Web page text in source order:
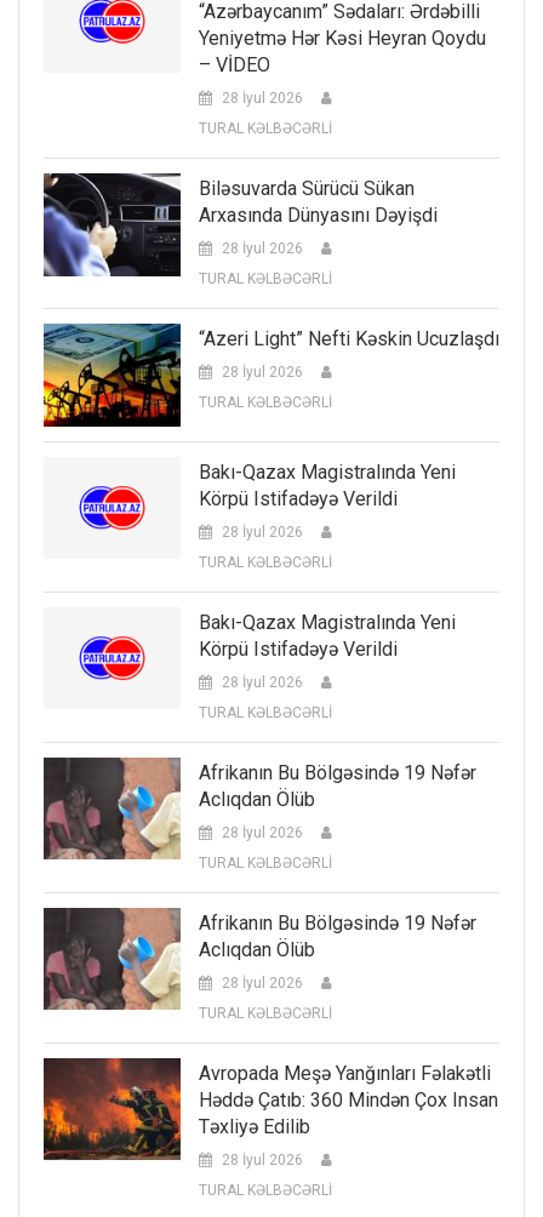
“Azərbaycanım” Sədaları: Ərdəbilli
Yeniyetmə Hər Kəsi Heyran Qoydu
– VİDEO
28 İyul 2026
TURAL KƏLBƏCƏRLİ
Biləsuvarda Sürücü Sükan
Arxasında Dünyasını Dəyişdi
28 İyul 2026
TURAL KƏLBƏCƏRLİ
“Azeri Light” Nefti Kəskin Ucuzlaşdı
28 İyul 2026
TURAL KƏLBƏCƏRLİ
Bakı-Qazax Magistralında Yeni
Körpü Istifadəyə Verildi
28 İyul 2026
TURAL KƏLBƏCƏRLİ
Bakı-Qazax Magistralında Yeni
Körpü Istifadəyə Verildi
28 İyul 2026
TURAL KƏLBƏCƏRLİ
Afrikanın Bu Bölgəsində 19 Nəfər
Aclıqdan Ölüb
28 İyul 2026
TURAL KƏLBƏCƏRLİ
Afrikanın Bu Bölgəsində 19 Nəfər
Aclıqdan Ölüb
28 İyul 2026
TURAL KƏLBƏCƏRLİ
Avropada Meşə Yanğınları Fəlakətli
Həddə Çatıb: 360 Mindən Çox Insan
Təxliyə Edilib
28 İyul 2026
TURAL KƏLBƏCƏRLİ